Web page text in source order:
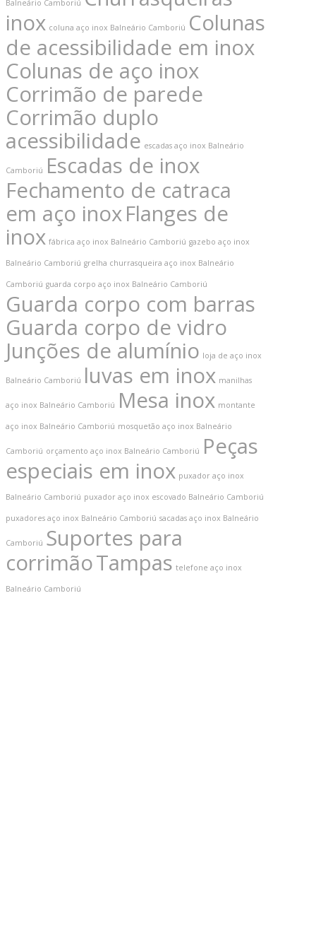
Balneário Camboriú
inox coluna aço inox Balneário Camboriú Colunas
de acessibilidade em inox
Colunas de aço inox
Corrimão de parede
Corrimão duplo
acessibilidade escadas aço inox Balneário
Camboriú Escadas de inox
Fechamento de catraca
em aço inoxFlanges de
inox fábrica aço inox Balneário Camboriú gazebo aço inox
Balneário Camboriú grelha churrasqueira aço inox Balneário
Camboriú guarda corpo aço inox Balneário Camboriú
Guarda corpo com barras
Guarda corpo de vidro
Junções de alumínio loja de aço inox
Balneário Camboriú luvas em inox manilhas
aço inox Balneário Camboriú Mesa inox montante
aço inox Balneário Camboriú mosquetão aço inox Balneário
Camboriú orçamento aço inox Balneário Camboriú Peças
especiais em inox puxador aço inox
Balneário Camboriú puxador aço inox escovado Balneário Camboriú
puxadores aço inox Balneário Camboriú sacadas aço inox Balneário
Camboriú Suportes para
corrimãoTampas telefone aço inox
Balneário Camboriú
Contatos
jdemattos672@gmail.com
(47) 99617-2922 / WhatsApp (47) 99617-
2922
Rua: José Gall, nº 147 – Ressacada – Itajaí
– SC